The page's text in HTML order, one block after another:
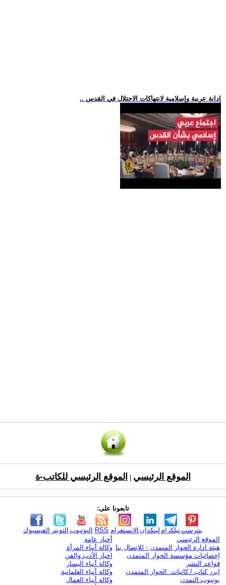
.. إدانة عربية وإسلامية لانتهاكات الاحتلال في القدس
الموقع الرئيسي الموقع الرئيسي للكاتب-ة
تابعونا على:
الفيسبوك التويتر اليوتيوب RSS الانستغرام لينكدإن تيلكرامبنترست
الموقع الرئيسي
هيئة ادارة الحوار المتمدن - للإتصال بنا
إحصائيات مؤسسة الحوار المتمدن
قواعد النشر
ابرز كتاب / كاتبات الحوار المتمدن
يوتيوب التمدن
أخبار عامة
وكالة أنباء المرأة
اخبار الأدب والفن
وكالة أنباء اليسار
وكالة أنباء العلمانية
وكالة أنباء العمال